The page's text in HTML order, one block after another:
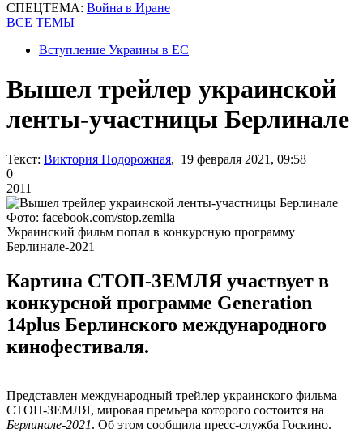
СПЕЦТЕМА: Война в Иране
ВСЕ ТЕМЫ
Вступление Украины в ЕС
Вышел трейлер украинской
ленты-участницы Берлинале
Текст: Виктория Подорожная, 19 февраля 2021, 09:58
0
2011
Фото: facebook.com/stop.zemlia
Украинский фильм попал в конкурсную программу
Берлинале-2021
Картина СТОП-ЗЕМЛЯ участвует в
конкурсной программе Generation
14plus Берлинского международного
кинофестиваля.
Представлен международный трейлер украинского фильма
СТОП-ЗЕМЛЯ, мировая премьера которого состоится на
Берлинале-2021. Об этом сообщила пресс-служба Госкино.